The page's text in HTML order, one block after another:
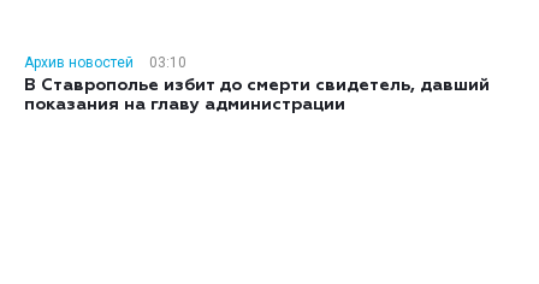
Архив новостей
03:10
В Ставрополье избит до смерти свидетель, давший
показания на главу администрации